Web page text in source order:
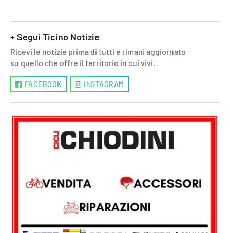
+ Segui Ticino Notizie
Ricevi le notizie prima di tutti e rimani aggiornato
su quello che offre il territorio in cui vivi.
FACEBOOK INSTAGRAM